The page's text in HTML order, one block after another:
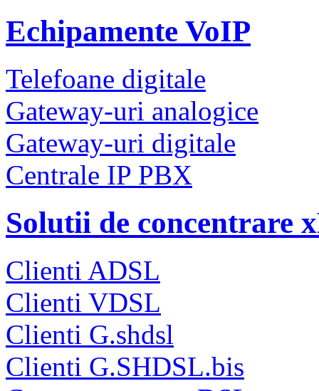
Echipamente VoIP
Telefoane digitale
Gateway-uri analogice
Gateway-uri digitale
Centrale IP PBX
Solutii de concentrare
Clienti ADSL
Clienti VDSL
Clienti G.shdsl
Clienti G.SHDSL.bis